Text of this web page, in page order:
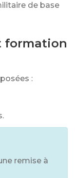
de base
formation
:
remise à